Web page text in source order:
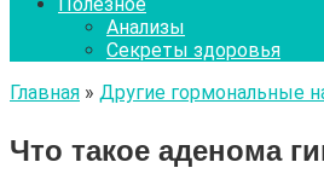
Анализы
Секреты здоровья
Главная » Другие гормональные
Что такое аденома